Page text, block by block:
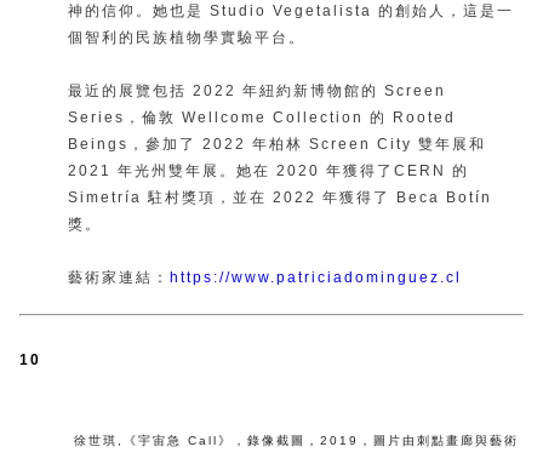
神的信仰。她也是 Studio Vegetalista 的創始人，這是一
個智利的民族植物學實驗平台。
最近的展覽包括 2022 年紐約新博物館的 Screen
Series，倫敦 Wellcome Collection 的 Rooted
Beings，參加了 2022 年柏林 Screen City 雙年展和
2021 年光州雙年展。她在 2020 年獲得了CERN 的
Simetría 駐村獎項，並在 2022 年獲得了 Beca Botín
獎。
藝術家連結： https://www.patriciadominguez.cl
10
徐世琪, 《宇宙急 Call》 錄像截圖 2019
圖片由刺點畫廊與藝術